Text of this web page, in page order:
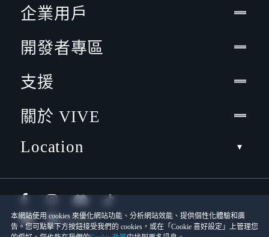
本網站使用 cookies 來優化網站功能、分析網站效能、提供個性化體驗和廣
告。您可點擊下方按鈕接受我們的 cookies，或在「Cookie 喜好設定」上管理您
企業用戶
開發者專區
支援
關於 VIVE
Location